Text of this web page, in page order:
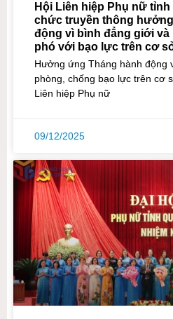
Hội Liên hiệp Phụ nữ
chức truyền thông
động vì bình đẳng giới
phó với bạo lực trên cơ
Hưởng ứng Tháng hành động
phòng, chống bạo lực trên cơ
Liên hiệp Phụ nữ
09/12/2025